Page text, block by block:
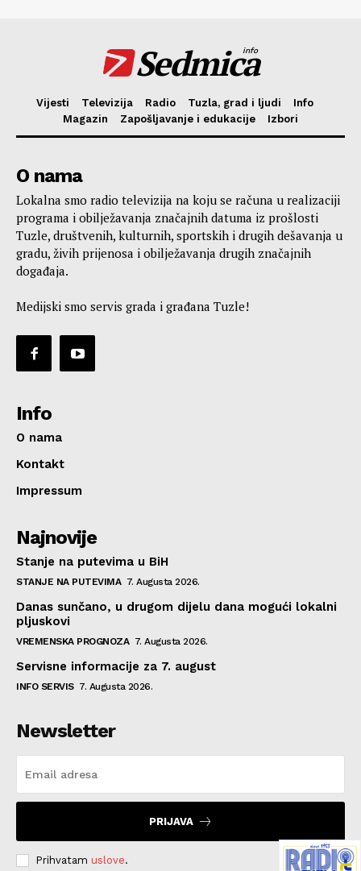
Sedmica
info
Vijesti Televizija Radio Tuzla, grad i ljudi
Info
Magazin
Zapošljavanje i edukacije Izbori
O nama
Lokalna smo radio televizija na koju se računa u realizaciji
programa i obilježavanja značajnih datuma iz prošlosti
Tuzle, društvenih, kulturnih, sportskih i drugih dešavanja u
gradu, živih prijenosa i obilježavanja drugih značajnih
događaja.
Medijski smo servis grada i građana Tuzle!
Info
O nama
Kontakt
Impressum
Najnovije
Stanje na putevima u BiH
STANJE NA PUTEVIMA 7. Augusta 2026.
Danas sunčano, u drugom dijelu dana mogući lokalni
pljuskovi
VREMENSKA PROGNOZA 7. Augusta 2026.
Servisne informacije za 7. august
INFO SERVIS 7. Augusta 2026.
Newsletter
PRIJAVA
Prihvatam uslove.